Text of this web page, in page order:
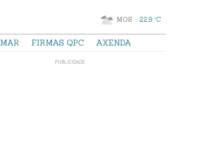
MOS 22.9 °C
MAR FIRMAS QPC AXENDA